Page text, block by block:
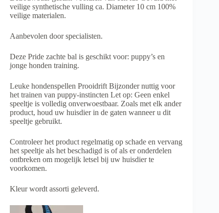
veilige synthetische vulling ca. Diameter 10 cm 100%
veilige materialen.
Aanbevolen door specialisten.
Deze Pride zachte bal is geschikt voor: puppy’s en
jonge honden training.
Leuke hondenspellen Prooidrift Bijzonder nuttig voor
het trainen van puppy-instincten Let op: Geen enkel
speeltje is volledig onverwoestbaar. Zoals met elk ander
product, houd uw huisdier in de gaten wanneer u dit
speeltje gebruikt.
Controleer het product regelmatig op schade en vervang
het speeltje als het beschadigd is of als er onderdelen
ontbreken om mogelijk letsel bij uw huisdier te
voorkomen.
Kleur wordt assorti geleverd.